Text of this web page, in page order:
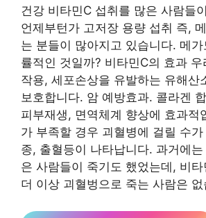
건강 비타민C 섭취를 많은 사람들
언제부턴가 고저장 용량 섭취 즉,
는 분들이 많아지고 있습니다. 메
률적인 것일까? 비타민C의 효과
작용, 세포손상을 유발하는 유해산
보호합니다. 암 예방효과. 콜라겐
피부재생, 면역체계 향상에 효과적
가 부족할 경우 괴혈병에 걸릴 수
종, 출혈등이 나타납니다. 과거에
은 사람들이 죽기도 했었는데, 비
더 이상 괴혈벙으로 죽는 사람은